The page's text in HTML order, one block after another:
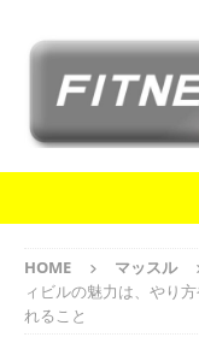
HOME マッスル
ィビルの魅力は、やり
れること